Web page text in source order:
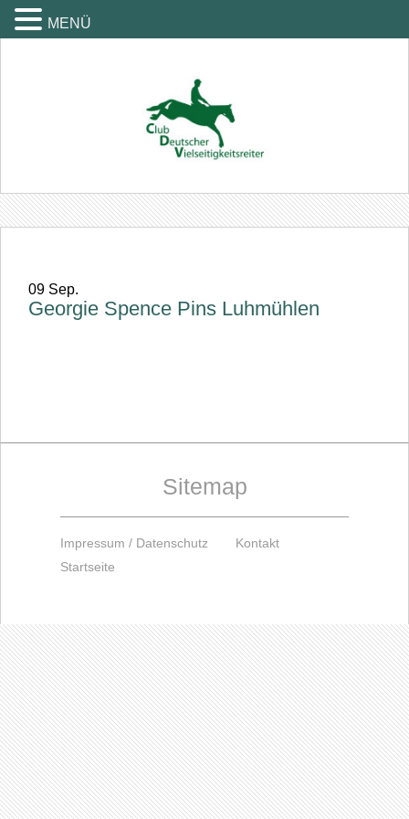
09 Sep.
Georgie Spence Pins Luhmühlen
Sitemap
Impressum / Datenschutz
Kontakt
Startseite
MENÜ